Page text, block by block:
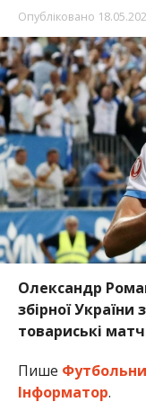
Опубліковано
Олександр
збірної
товариські
Пише
Інформатор.